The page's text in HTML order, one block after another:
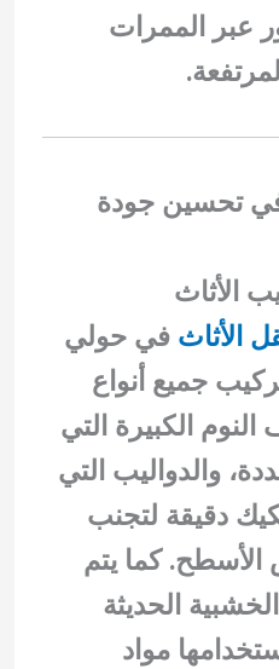
عبر الممرات
تحسين جودة
الأثاث
الأثاث في حولي
جميع أنواع
الكبيرة التي
والدواليب التي
دقيقة لتجنب
الأسطح. كما يتم
الحديثة
مواد